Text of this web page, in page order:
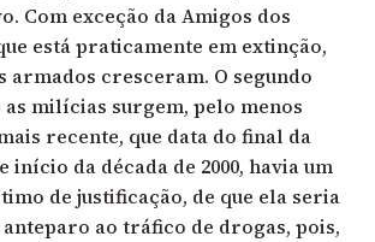
Com exceção da Amigos dos
está praticamente em extinção,
armados cresceram. O segundo
as milícias surgem, pelo menos
recente, que data do final da
início da década de 2000, havia um
de justificação, de que ela seria
anteparo ao tráfico de drogas, pois,